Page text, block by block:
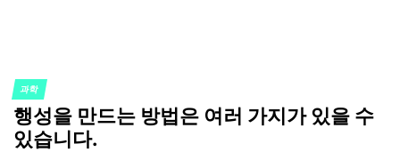
POSTED
IN
과학
행성을 만드는 방법은 여러 가지가 있을 수
있습니다.